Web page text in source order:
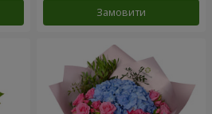
Замовити